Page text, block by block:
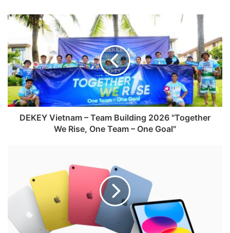
Miếng dán màn hình được hé lộ cho thấy thiết kế iPhone 18
Pro Max sẽ thay đổi ở cụm Dynamic Island.
DEKEY Vietnam – Team Building 2026 "Together
We Rise, One Team – One Goal"